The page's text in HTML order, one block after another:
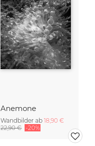
Anemone
Wandbilder ab 18,90 €
22,90 € -20%